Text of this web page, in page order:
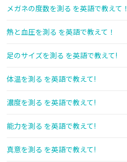
メガネの度数を測る を英語で教えて！
熱と血圧を測る を英語で教えて！
足のサイズを測る を英語で教えて!
体温を測る を英語で教えて!
濃度を測る を英語で教えて!
能力を測る を英語で教えて!
真意を測る を英語で教えて!